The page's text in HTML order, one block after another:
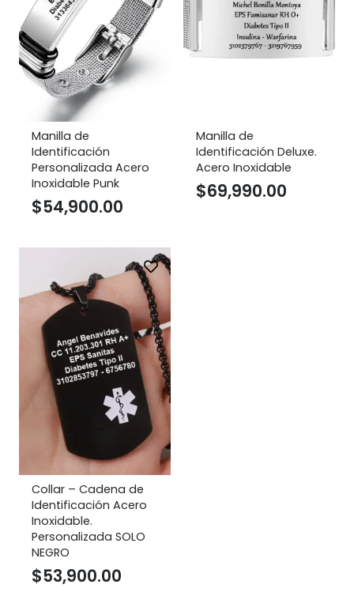
Manilla de
Identificación
Personalizada Acero
Inoxidable Punk
$54,900.00
Manilla de
Identificación Deluxe.
Acero Inoxidable
$69,990.00
Collar – Cadena de
Identificación Acero
Inoxidable.
Personalizada SOLO
NEGRO
$53,900.00